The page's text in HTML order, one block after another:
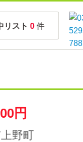
リスト 0 件
円
野町